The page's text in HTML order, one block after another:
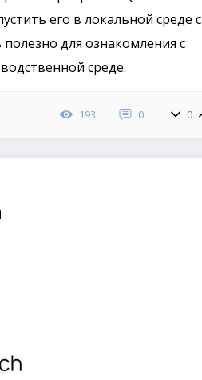
его в локальной среде с
для ознакомления с
среде.
193 0 0